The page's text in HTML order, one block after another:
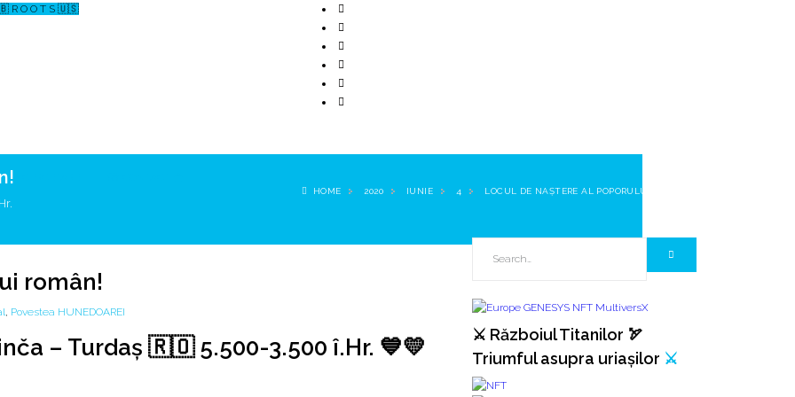
R O O T S 🇺🇸
↗ CERCETARE
HOME 2020 IUNIE 4 LOCUL DE NAȘTERE AL POPORULUI ROMÂN!
român!
, Povestea HUNEDOAREI
– Turdaş 🇷🇴 5.500-3.500 î.Hr. 💙💛
⚔️ Războiul Titanilor 🏹
Triumful asupra uriașilor ⚔️